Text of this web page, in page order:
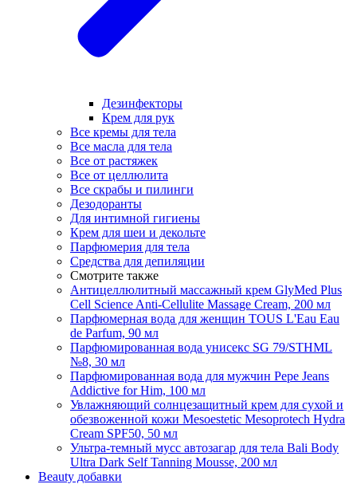
Дезинфекторы
Крем для рук
Все кремы для тела
Все масла для тела
Все от растяжек
Все от целлюлита
Все скрабы и пилинги
Дезодоранты
Для интимной гигиены
Крем для шеи и декольте
Парфюмерия для тела
Средства для депиляции
Смотрите также
Антицеллюлитный массажный крем GlyMed Plus
Cell Science Anti-Cellulite Massage Cream, 200 мл
Парфюмерная вода для женщин TOUS L'Eau Eau
de Parfum, 90 мл
Парфюмированная вода унисекс SG 79/STHML
№8, 30 мл
Парфюмированная вода для мужчин Pepe Jeans
Addictive for Him, 100 мл
Увлажняющий солнцезащитный крем для сухой и
обезвоженной кожи Mesoestetic Mesoprotech Hydra
Cream SPF50, 50 мл
Ультра-темный мусс автозагар для тела Bali Body
Ultra Dark Self Tanning Mousse, 200 мл
Beauty добавки